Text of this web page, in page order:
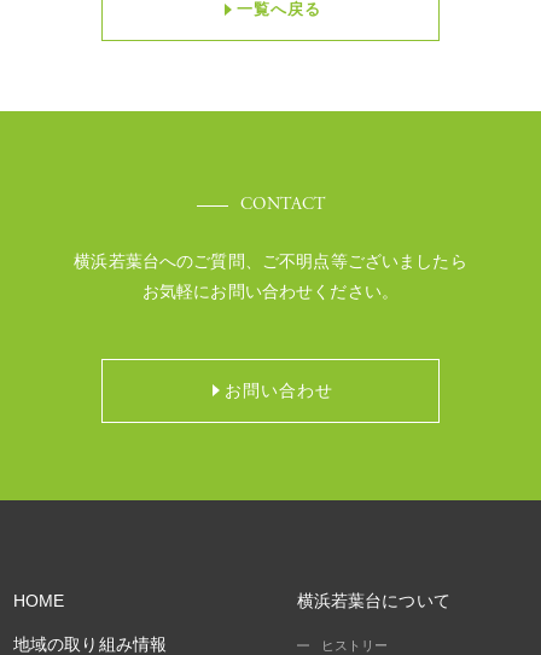
一覧へ戻る
CONTACT
横浜若葉台へのご質問、ご不明点等ございましたら
お気軽にお問い合わせください。
お問い合わせ
HOME
地域の取り組み情報
横浜若葉台について
ヒストリー